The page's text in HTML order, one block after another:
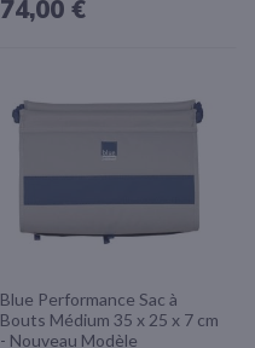
74,00 €
Blue Performance Sac à
Bouts Médium 35 x 25 x 7 cm
- Nouveau Modèle